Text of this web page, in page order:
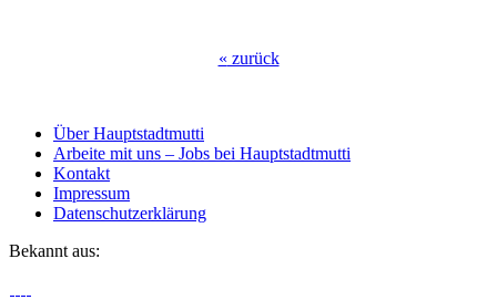
« zurück
Über Hauptstadtmutti
Arbeite mit uns – Jobs bei Hauptstadtmutti
Kontakt
Impressum
Datenschutzerklärung
Bekannt aus: